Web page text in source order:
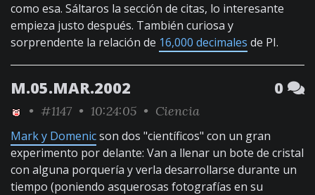
como esa. Sáltaros la sección de citas, lo interesante
empieza justo después. También curiosa y
sorprendente la relación de 16,000 decimales de PI.
M.05.MAR.2002 0
• #1147 • 10:24:05 • Ciencia
Mark y Domenicson dos "científicos" con un gran
experimento por delante: Van a llenar un bote de cristal
con alguna porquería y verla desarrollarse durante un
tiempo (poniendo asquerosas fotografías en su